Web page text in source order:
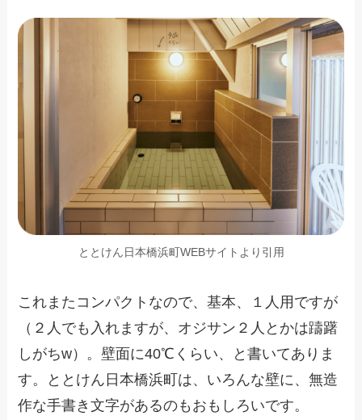
ととけん日本橋浜町WEBサイトより引用
これまたコンパクトなので、基本、１人用ですが
（２人でも入れますが、オジサン２人とかは躊躇
しがちw）。壁面に40℃くらい、と書いてありま
す。ととけん日本橋浜町は、いろんな壁に、無造
作な手書き文字があるのもおもしろいです。